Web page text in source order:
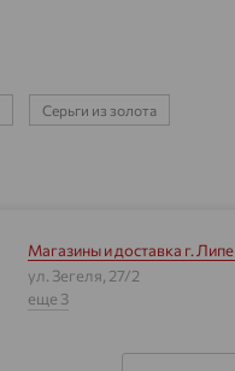
Серьги из золота
Магазины и доставка г.
ул. Зегеля, 27/2
еще 3